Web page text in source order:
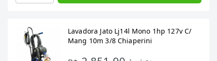
Lavadora Jato Lj14l Mono 1hp 127v C/
Mang 10m 3/8 Chiaperini